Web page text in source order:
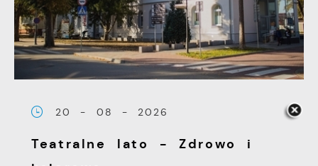
20 - 08 - 2026
Teatralne lato - Zdrowo i